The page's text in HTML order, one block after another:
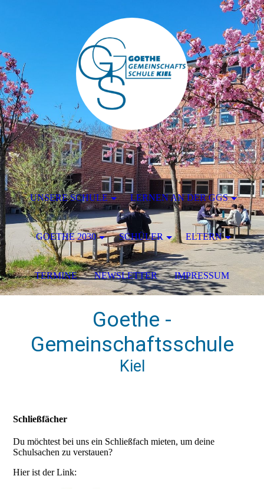
Goethe -
Gemeinschaftsschule
Kiel
Schließfächer
Du möchtest bei uns ein Schließfach mieten, um deine
Schulsachen zu verstauen?
Hier ist der Link:
UNSERE SCHULE LERNEN AN DER GGS
GOETHE 2030 SCHÜLER ELTERN
TERMINE NEWSLETTER IMPRESSUM